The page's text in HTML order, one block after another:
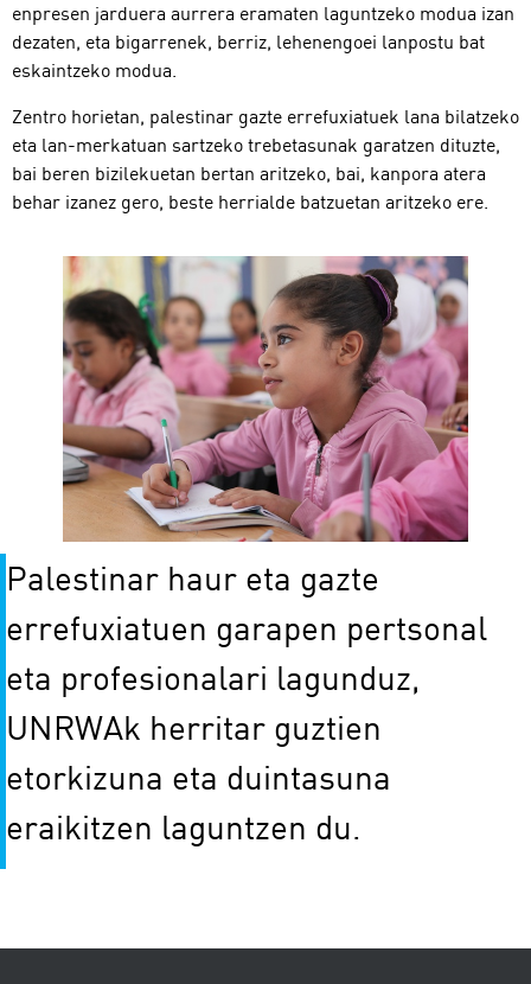
enpresen jarduera aurrera eramaten laguntzeko modua izan
dezaten, eta bigarrenek, berriz, lehenengoei lanpostu bat
eskaintzeko modua.
Zentro horietan, palestinar gazte errefuxiatuek lana bilatzeko
eta lan-merkatuan sartzeko trebetasunak garatzen dituzte,
bai beren bizilekuetan bertan aritzeko, bai, kanpora atera
behar izanez gero, beste herrialde batzuetan aritzeko ere.
Palestinar haur eta gazte
errefuxiatuen garapen pertsonal
eta profesionalari lagunduz,
UNRWAk herritar guztien
etorkizuna eta duintasuna
eraikitzen laguntzen du.